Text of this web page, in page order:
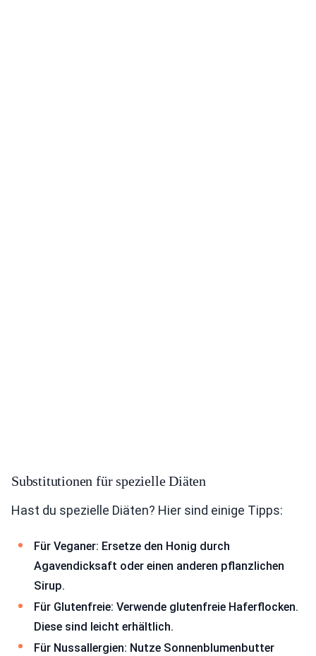
Substitutionen für spezielle Diäten
Hast du spezielle Diäten? Hier sind einige Tipps:
Für Veganer: Ersetze den Honig durch
Agavendicksaft oder einen anderen pflanzlichen
Sirup.
Für Glutenfreie: Verwende glutenfreie Haferflocken.
Diese sind leicht erhältlich.
Für Nussallergien: Nutze Sonnenblumenbutter